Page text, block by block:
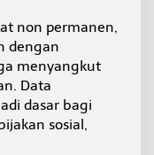
non permanen,
dengan
menyangkut
Data
dasar bagi
sosial,